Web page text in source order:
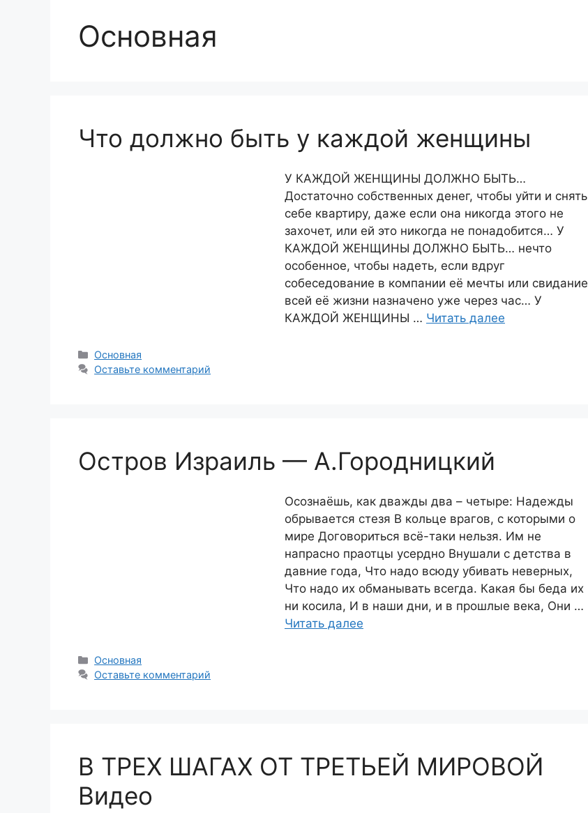
Основная
Что должно быть у каждой женщины
У КАЖДОЙ ЖЕНЩИНЫ ДОЛЖНО БЫТЬ…
Достаточно собственных денег, чтобы уйти и снять
себе квартиру, даже если она никогда этого не
захочет, или ей это никогда не понадобится… У
КАЖДОЙ ЖЕНЩИНЫ ДОЛЖНО БЫТЬ… нечто
особенное, чтобы надеть, если вдруг
собеседование в компании её мечты или свидание
всей её жизни назначено уже через час… У
КАЖДОЙ ЖЕНЩИНЫ … Читать далее
Рубрики
Основная
Оставьте комментарий
Остров Израиль — А.Городницкий
Осознаёшь, как дважды два – четыре: Надежды
обрывается стезя В кольце врагов, с которыми о
мире Договориться всё-таки нельзя. Им не
напрасно праотцы усердно Внушали с детства в
давние года, Что надо всюду убивать неверных,
Что надо их обманывать всегда. Какая бы беда их
ни косила, И в наши дни, и в прошлые века, Они …
Читать далее
Рубрики
Основная
Оставьте комментарий
В ТРЕХ ШАГАХ ОТ ТРЕТЬЕЙ МИРОВОЙ
Видео